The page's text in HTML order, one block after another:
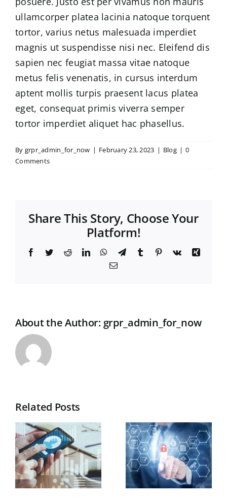
ullamcorper platea lacinia natoque torquent
tortor, varius netus malesuada imperdiet
magnis ut suspendisse nisi nec. Eleifend dis
sapien nec feugiat massa vitae natoque
metus felis venenatis, in cursus interdum
aptent mollis turpis praesent lacus platea
eget, consequat primis viverra semper
tortor imperdiet aliquet hac phasellus.
By grpr_admin_for_now | February 23, 2023 | Blog | 0
Comments
Share This Story, Choose Your
Platform!
Facebook
TwitterRedditLinkedInWhatsApp
TelegramTumblr Pinterest
Vk
Xing
Email
About the Author: grpr_admin_for_now
Related Posts
Folosiți
măsuri de
protecție
adecvate